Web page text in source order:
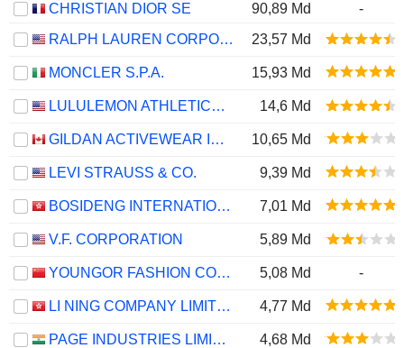
CHRISTIAN DIOR SE
90,89 Md
-
RALPH LAUREN CORPORATION
23,57 Md
MONCLER S.P.A. 15,93 Md
LULULEMON ATHLETICA INC. 14,6 Md
GILDAN ACTIVEWEAR INC. 10,65 Md
LEVI STRAUSS & CO. 9,39 Md
BOSIDENG INTERNATIONAL HOLDINGS LIMITED 7,01 Md
V.F. CORPORATION 5,89 Md
YOUNGOR FASHION CO., LTD. 5,08 Md -
LI NING COMPANY LIMITED 4,77 Md
PAGE INDUSTRIES LIMITED 4,68 Md